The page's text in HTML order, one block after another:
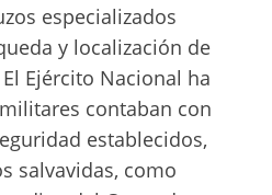
especializados
y localización de
Ejército Nacional ha
contaban con
establecidos,
salvavidas, como